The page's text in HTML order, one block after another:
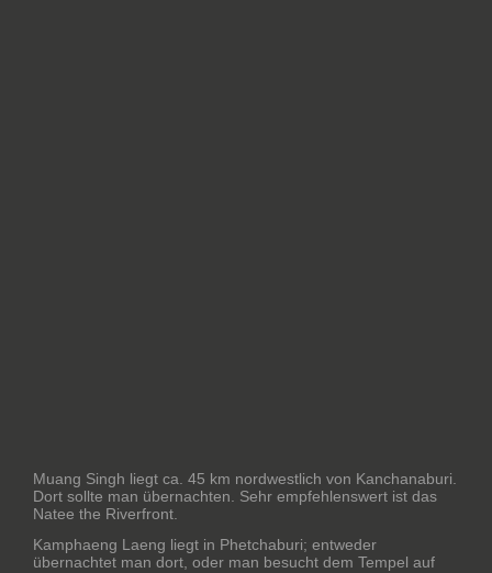
Muang Singh liegt ca. 45 km nordwestlich von Kanchanaburi.
Dort sollte man übernachten. Sehr empfehlenswert ist das
Natee the Riverfront.
Kamphaeng Laeng liegt in Phetchaburi; entweder
übernachtet man dort, oder man besucht dem Tempel auf